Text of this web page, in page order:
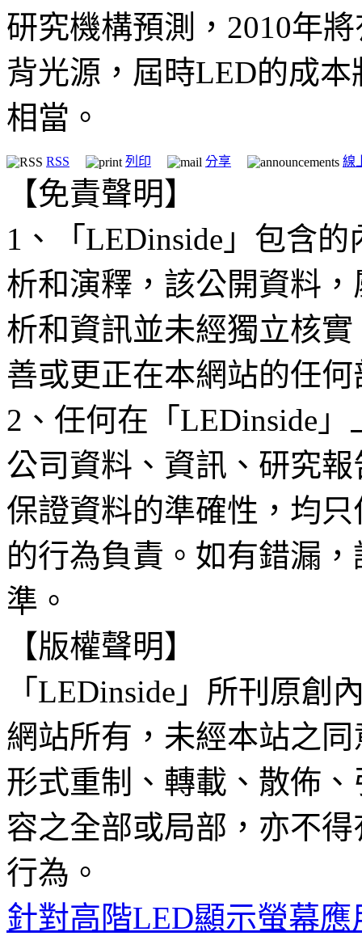
研究機構預測，2010年
背光源，屆時LED的成
相當。
RSS 列印 分享 線
【免責聲明】
1、「LEDinside」包含
析和演釋，該公開資料
析和資訊並未經獨立核
善或更正在本網站的任
2、任何在「LEDinside
公司資料、資訊、研究
保證資料的準確性，均
的行為負責。如有錯漏
準。
【版權聲明】
「LEDinside」所刊原創
網站所有，未經本站之
形式重制、轉載、散佈
容之全部或局部，亦不
行為。
針對高階LED顯示螢幕